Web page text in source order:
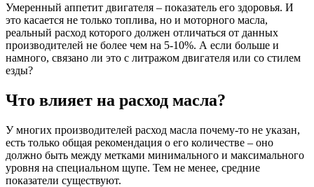
Умеренный аппетит двигателя – показатель его здоровья. И
это касается не только топлива, но и моторного масла,
реальный расход которого должен отличаться от данных
производителей не более чем на 5-10%. А если больше и
намного, связано ли это с литражом двигателя или со стилем
езды?
Что влияет на расход масла?
У многих производителей расход масла почему-то не указан,
есть только общая рекомендация о его количестве – оно
должно быть между метками минимального и максимального
уровня на специальном щупе. Тем не менее, средние
показатели существуют.